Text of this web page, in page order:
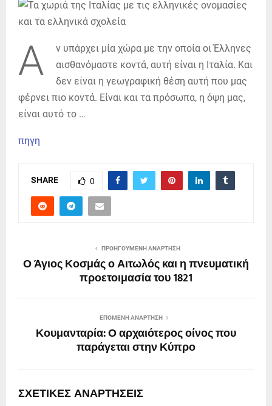
Α
ν υπάρχει μία χώρα με την οποία οι Έλληνες
αισθανόμαστε κοντά, αυτή είναι η Ιταλία. Και
δεν είναι η γεωγραφική θέση αυτή που μας
φέρνει πιο κοντά. Είναι και τα πρόσωπα, η όψη μας,
είναι αυτό το …
πηγη
SHARE 0
ΠΡΟΗΓΟΎΜΕΝΗ ΑΝΆΡΤΗΣΗ
Ο Άγιος Κοσμάς ο Αιτωλός και η πνευματική
προετοιμασία του 1821
ΕΠΌΜΕΝΗ ΑΝΆΡΤΗΣΗ
Κουμανταρία: Ο αρχαιότερος οίνος που
παράγεται στην Κύπρο
ΣΧΕΤΙΚΈΣ ΑΝΑΡΤΉΣΕΙΣ